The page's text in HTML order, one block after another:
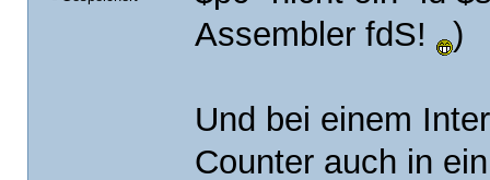
Assembler fdS!
)
Und bei einem
Counter auch in